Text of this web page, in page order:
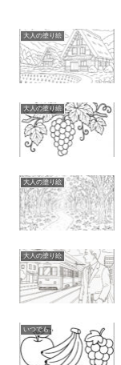
大人の塗り絵
大人の塗り絵
大人の塗り絵
大人の塗り絵
いつでも